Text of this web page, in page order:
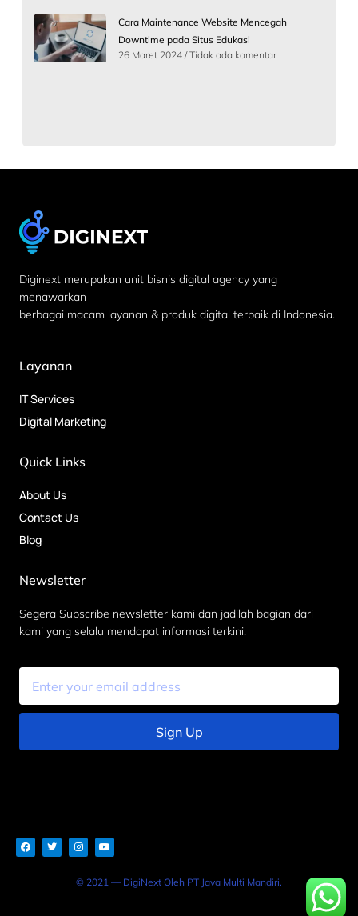
Cara Maintenance Website Mencegah
Downtime pada Situs Edukasi
26 Maret 2024 Tidak ada komentar
Diginext merupakan unit bisnis digital agency yang
menawarkan
berbagai macam layanan & produk digital terbaik di Indonesia.
Layanan
IT Services
Digital Marketing
Quick Links
About Us
Contact Us
Blog
Newsletter
Segera Subscribe newsletter kami dan jadilah bagian dari
kami yang selalu mendapat informasi terkini.
Sign Up
© 2021 — DigiNext Oleh PT Java Multi Mandiri.